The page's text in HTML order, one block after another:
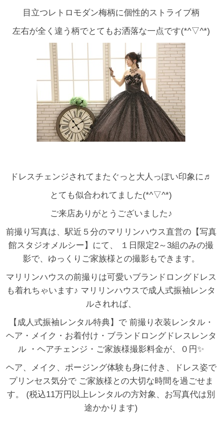
目立つレトロモダン梅柄に個性的ストライブ柄
左右が全く違う柄でとてもお洒落な一点です(*^▽^*)
ドレスチェンジされてまたぐっと大人っぽい印象に♬
とても似合われてました(*^▽^*)
ご来店ありがとうございました♪
前撮り写真は、駅近５分のマリリンハウス直営の【写真
館スタジオメルシー】にて、 １日限定2～3組のみの撮
影で、ゆっくりご家族様との撮影もできます。
マリリンハウスの前撮りは可愛いブランドロングドレス
も着れちゃいます♪ マリリンハウスで成人式振袖レンタ
ルされれば、
【成人式振袖レンタル特典】で 前撮り衣装レンタル・
ヘア・メイク・お着付け・ブランドロングドレスレンタ
ル ・ヘアチェンジ・ご家族様撮影料金が、０円✨
ヘア、メイク、ポージング体験も身に付き、ドレス姿で
プリンセス気分で ご家族様との大切な時間を過ごせま
す。 (税込11万円以上レンタルの方対象、お写真代は別
途かかります)